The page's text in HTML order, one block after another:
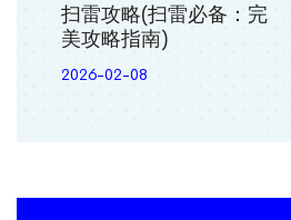
扫雷攻略(扫雷必备：完
美攻略指南)
2026-02-08